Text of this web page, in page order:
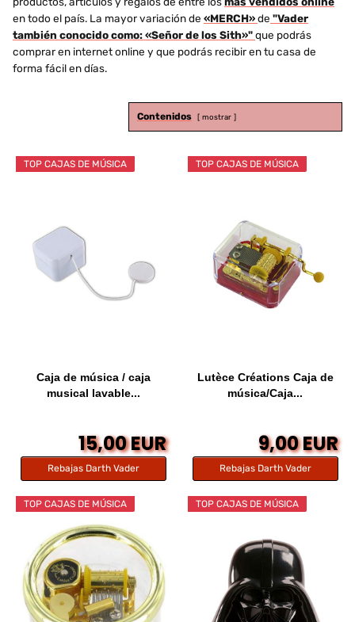
en todo el país. La mayor variación de «MERCH»de "Vader
también conocido como: «Señor de los Sith»"que podrás
comprar en internet online y que podrás recibir en tu casa de
forma fácil en días.
Contenidos mostrar
TOP CAJAS DE MÚSICA
Caja de música / caja
musical lavable...
15,00 EUR
Rebajas Darth Vader
TOP CAJAS DE MÚSICA
Lutèce Créations Caja de
música/Caja...
9,00 EUR
Rebajas Darth Vader
TOP CAJAS DE MÚSICA TOP CAJAS DE MÚSICA